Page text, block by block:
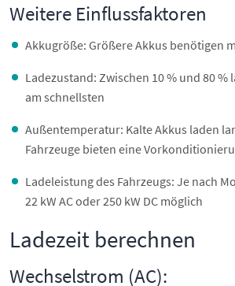
Weitere Einflussfaktoren
Akkugröße: Größere Akkus benötigen
Ladezustand: Zwischen 10 % und 80 %
am schnellsten
Außentemperatur: Kalte Akkus laden
Fahrzeuge bieten eine
Ladeleistung des Fahrzeugs: Je nach
22 kW AC oder 250 kW DC möglich
Ladezeit berechnen
Wechselstrom (AC):